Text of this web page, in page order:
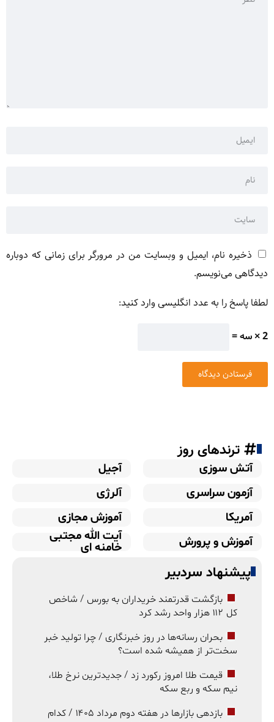
ذخیره نام، ایمیل و وبسایت من در مرورگر برای زمانی که دوباره
دیدگاهی می‌نویسم.
لطفا پاسخ را به عدد انگلیسی وارد کنید:
2 × سه =
ترندهای روز
آتش سوزی
آجیل
آزمون سراسری
آلرژی
آمریکا
آموزش مجازی
آموزش و پرورش
آیت الله مجتبی
خامنه ای
پیشنهاد سردبیر
بازگشت قدرتمند خریداران به بورس / شاخص
کل ۱۱۲ هزار واحد رشد کرد
بحران رسانه‌ها در روز خبرنگاری / چرا تولید خبر
سخت‌تر از همیشه شده است؟
قیمت طلا امروز رکورد زد / جدیدترین نرخ طلا،
نیم سکه و ربع سکه
بازدهی بازارها در هفته دوم مرداد ۱۴۰۵ / کدام